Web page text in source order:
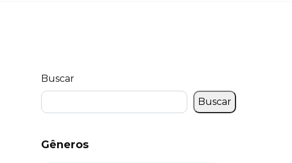
Buscar
Buscar
Gêneros